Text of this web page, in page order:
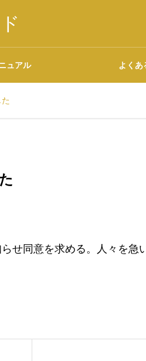
ュアル よくあ
せ同意を求める。人々を急